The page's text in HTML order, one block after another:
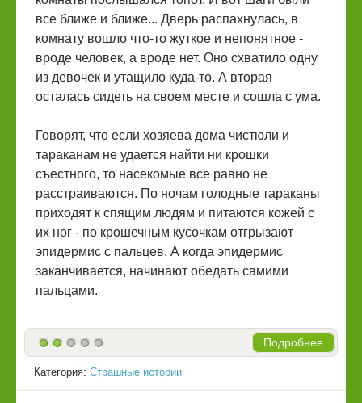
все ближе и ближе... Дверь распахнулась, в
комнату вошло что-то жуткое и непонятное -
вроде человек, а вроде нет. Оно схватило одну
из девочек и утащило куда-то. А вторая
осталась сидеть на своем месте и сошла с ума.
Говорят, что если хозяева дома чистюли и
тараканам не удается найти ни крошки
съестного, то насекомые все равно не
расстраиваются. По ночам голодные тараканы
приходят к спящим людям и питаются кожей с
их ног - по крошечным кусочкам отгрызают
эпидермис с пальцев. А когда эпидермис
заканчивается, начинают обедать самими
пальцами.
Подробнее
Категория: Страшные истории